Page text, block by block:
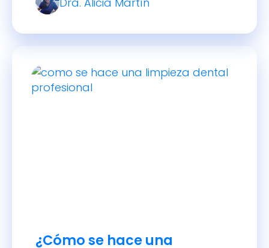
saborear y tragar, es también un
indicador importante de nuestra
salud bucal y general. En este
artículo te explicaré cómo debe
verse y […]
¿Cómo se hace una